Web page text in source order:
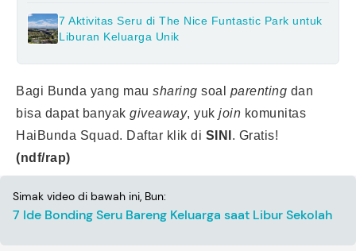
7 Aktivitas Seru di The Nice Funtastic Park untuk
Liburan Keluarga Unik
Bagi Bunda yang mau sharing soal parenting dan
bisa dapat banyak giveaway, yuk join komunitas
HaiBunda Squad. Daftar klik di SINI . Gratis!
(ndf/rap)
Simak video di bawah ini, Bun:
7 Ide Bonding Seru Bareng Keluarga saat Libur Sekolah